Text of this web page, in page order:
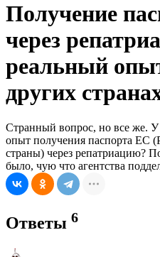
Получение
через
реальный
других
Странный вопрос, но все же.
опыт получения паспорта ЕС
страны) через репатриацию?
было, чую что агентства
Ответы 6